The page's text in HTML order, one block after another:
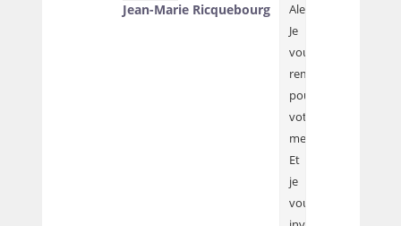
Jean-Marie Ricquebourg
Alexandra,
Je
vous
remercie
pour
votre
message.
Et
je
vous